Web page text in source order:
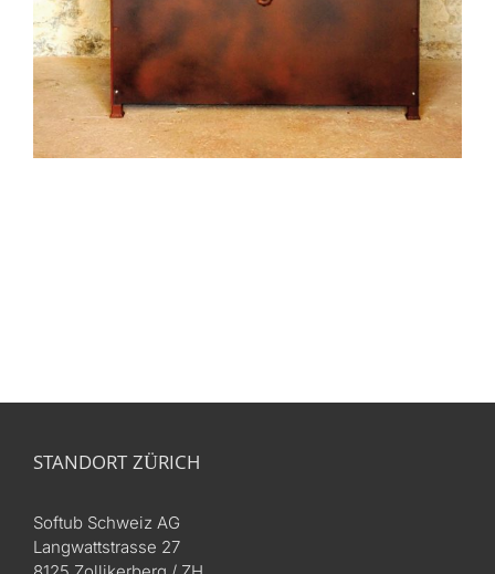
STANDORT ZÜRICH
Softub Schweiz AG
Langwattstrasse 27